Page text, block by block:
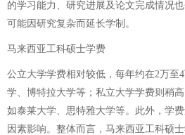
的学习能力、研究进展及论文完成情况
可能因研究复杂而延长学制。
马来西亚工科硕士学费
公立大学学费相对较低，每年约在2万至
学、博特拉大学等；私立大学学费则稍
如泰莱大学、思特雅大学等。此外，学
因素影响。整体而言，马来西亚工科硕